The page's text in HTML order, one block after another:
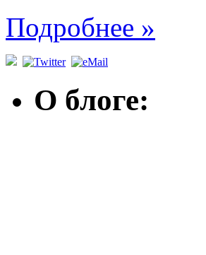
Подробнее »
О блоге: